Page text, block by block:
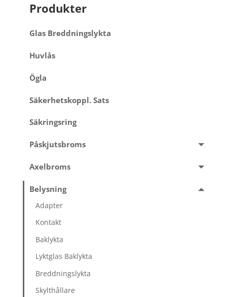
Produkter
Glas Breddningslykta
Huvlås
Ögla
Säkerhetskoppl. Sats
Säkringsring
Påskjutsbroms
Axelbroms
Belysning
Adapter
Kontakt
Baklykta
Lyktglas Baklykta
Breddningslykta
Skylthållare